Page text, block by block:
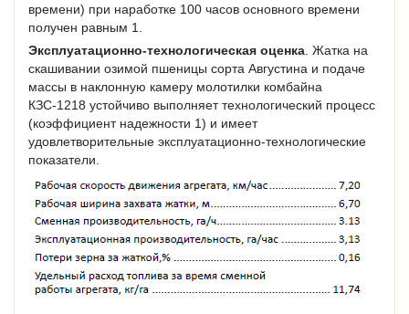
времени) при наработке 100 часов основного времени
получен равным 1.
Эксплуатационно-технологическая оценка . Жатка на
скашивании озимой пшеницы сорта Августина и подаче
массы в наклонную камеру молотилки комбайна
КЗС-1218 устойчиво выполняет технологический процесс
(коэффициент надежности 1) и имеет
удовлетворительные эксплуатационно-технологические
показатели.